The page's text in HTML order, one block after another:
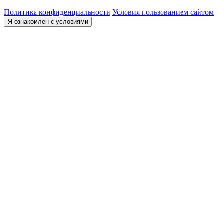
Политика конфиденциальности Условия пользованием сайтом
Я ознакомлен с условиями